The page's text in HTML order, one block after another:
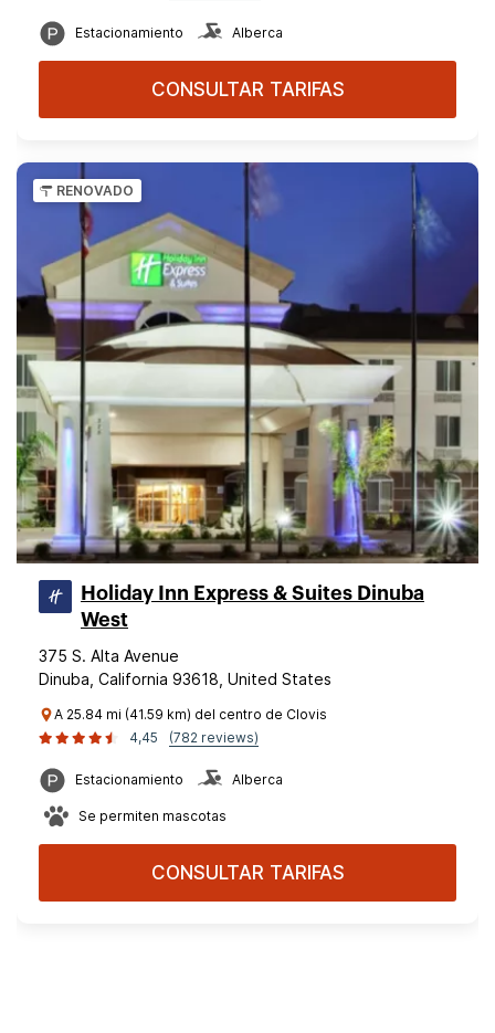
Estacionamiento Alberca
CONSULTAR TARIFAS
RENOVADO
Holiday Inn Express & Suites Dinuba
West
375 S. Alta Avenue
Dinuba, California 93618, United States
A 25.84 mi (41.59 km) del centro de Clovis
4,45
(782 reviews)
Estacionamiento Alberca
Se permiten mascotas
CONSULTAR TARIFAS